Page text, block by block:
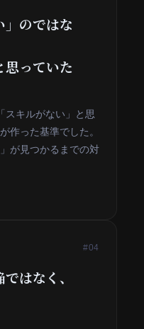
」のではな
思っていた
スキルがない」と思
作った基準でした。
が見つかるまでの対
#04
はなく、